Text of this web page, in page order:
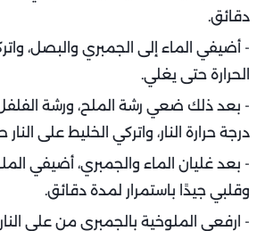
دقائق.
- أضيفي الماء إلى الجمبري والبصل،
الحرارة حتى يغلي.
- بعد ذلك ضعي رشة الملح، ورشة
درجة حرارة النار، واتركي الخليط على
- بعد غليان الماء والجمبري، أضيفي
وقلبي جيدًا باستمرار لمدة دقائق.
- ارفعي الملوخية بالجمبري من على